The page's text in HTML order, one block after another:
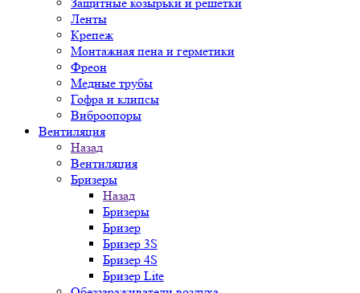
Ленты
Крепеж
Монтажная пена и герметики
Фреон
Медные трубы
Гофра и клипсы
Виброопоры
Вентиляция
Назад
Вентиляция
Бризеры
Назад
Бризеры
Бризер
Бризер 3S
Бризер 4S
Бризер Lite